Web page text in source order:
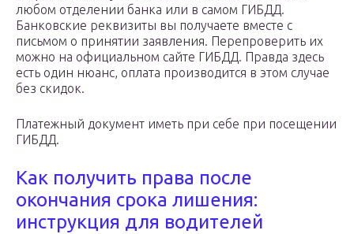
любом отделении банка или в самом ГИБДД.
Банковские реквизиты вы получаете вместе с
письмом о принятии заявления. Перепроверить их
можно на официальном сайте ГИБДД. Правда здесь
есть один нюанс, оплата производится в этом случае
без скидок.
Платежный документ иметь при себе при посещении
ГИБДД.
Как получить права после
окончания срока лишения:
инструкция для водителей